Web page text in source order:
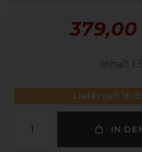
379,00
Inhalt 1
Lieferzeit 16-
IN